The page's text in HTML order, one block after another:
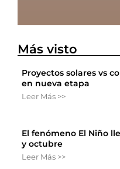
Más visto
Proyectos solares vs
en nueva etapa
Leer Más >>
El fenómeno El Niño
y octubre
Leer Más >>